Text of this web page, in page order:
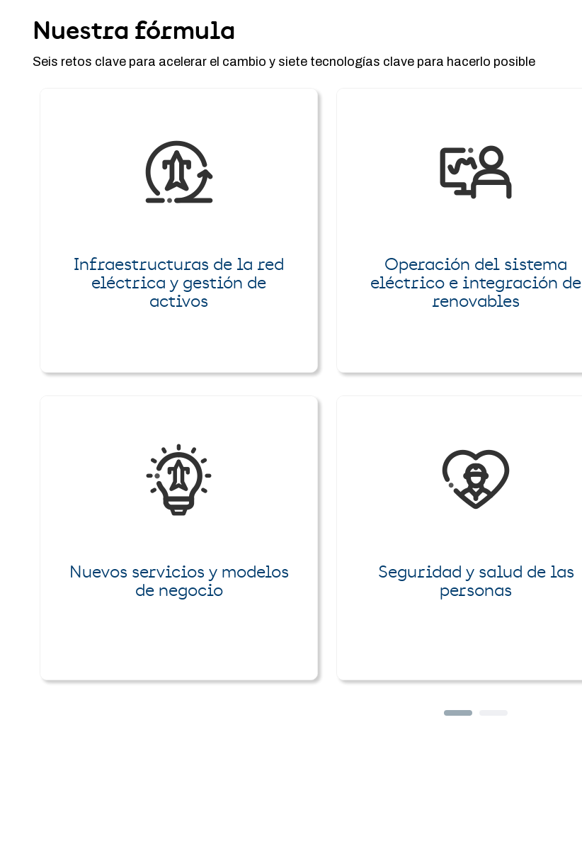
Nuestra fórmula
Seis retos clave para acelerar el cambio y siete tecnologías clave para hacerlo posible
Infraestructuras de la red
eléctrica y gestión de
activos
Operación del sistema
eléctrico e integración de
renovables
Nuevos servicios y modelos
de negocio
Seguridad y salud de las
personas